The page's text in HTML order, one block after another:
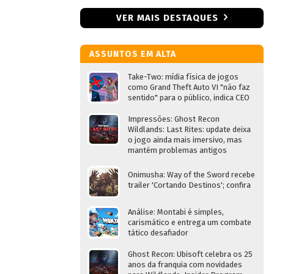
VER MAIS DESTAQUES
ASSUNTOS EM ALTA
Take-Two: mídia física de jogos
como Grand Theft Auto VI "não faz
sentido" para o público, indica CEO
Impressões: Ghost Recon
Wildlands: Last Rites: update deixa
o jogo ainda mais imersivo, mas
mantém problemas antigos
Onimusha: Way of the Sword recebe
trailer 'Cortando Destinos'; confira
Análise: Montabi é simples,
carismático e entrega um combate
tático desafiador
Ghost Recon: Ubisoft celebra os 25
anos da franquia com novidades